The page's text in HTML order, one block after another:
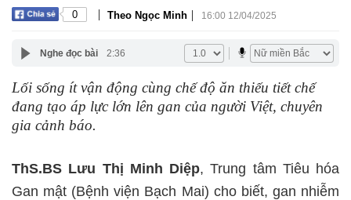
0 | Theo Ngọc Minh | 16:00 12/04/2025
Nghe đọc bài 2:36
Lối sống ít vận động cùng chế độ ăn thiếu tiết chế
đang tạo áp lực lớn lên gan của người Việt, chuyên
gia cảnh báo.
ThS.BS Lưu Thị Minh Diệp, Trung tâm Tiêu hóa
Gan mật (Bệnh viện Bạch Mai) cho biết, gan nhiễm